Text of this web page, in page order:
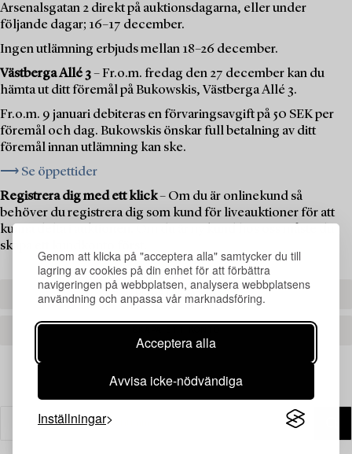
Genom att klicka på "acceptera alla" samtycker du till
lagring av cookies på din enhet för att förbättra
navigeringen på webbplatsen, analysera webbplatsens
användning och anpassa vår marknadsföring.
Acceptera alla
Avvisa icke-nödvändiga
Inställningar
Arsenalsgatan 2 direkt på auktionsdagarna, eller under
följande dagar; 16–17 december.
Ingen utlämning erbjuds mellan 18–26 december.
Västberga Allé 3– Fr.o.m. fredag den 27 december kan du
hämta ut ditt föremål på Bukowskis, Västberga Allé 3.
Fr.o.m. 9 januari debiteras en förvaringsavgift på 50 SEK per
föremål och dag. Bukowskis önskar full betalning av ditt
föremål innan utlämning kan ske.
⟶ Se öppettider
Registrera dig med ett klick– Om du är onlinekund så
behöver du registrera dig som kund för liveauktioner för att
kunna delta i auktionen. Om du är ny kund hos oss måste du
skapa ett kundkonto först.
REGISTRERA DIG